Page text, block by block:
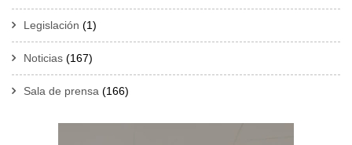
Legislación (1)
Noticias (167)
Sala de prensa (166)